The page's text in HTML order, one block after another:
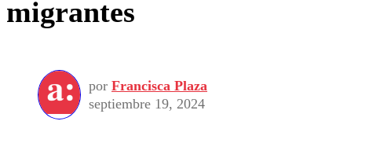
migrantes
por Francisca Plaza
septiembre 19, 2024